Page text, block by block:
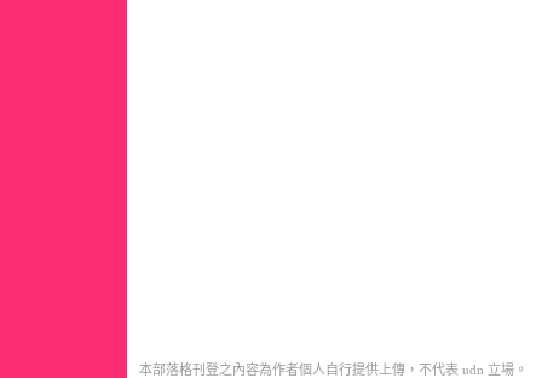
本部落格刊登之內容為作者個人自行提供上傳，不代表 udn 立場。